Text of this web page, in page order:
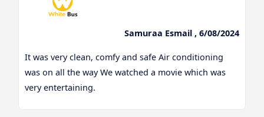
Samuraa Esmail , 6/08/2024
It was very clean, comfy and safe Air conditioning
was on all the way We watched a movie which was
very entertaining.